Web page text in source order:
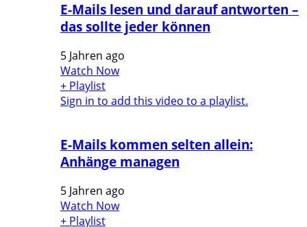
E-Mails lesen und darauf antworten –
das sollte jeder können
5 Jahren ago
Watch Now
+ Playlist
Sign in to add this video to a playlist.
E-Mails kommen selten allein:
Anhänge managen
5 Jahren ago
Watch Now
+ Playlist